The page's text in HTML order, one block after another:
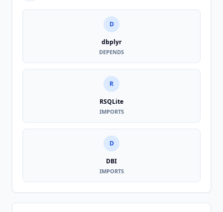
D
dbplyr
DEPENDS
R
RSQLite
IMPORTS
D
DBI
IMPORTS